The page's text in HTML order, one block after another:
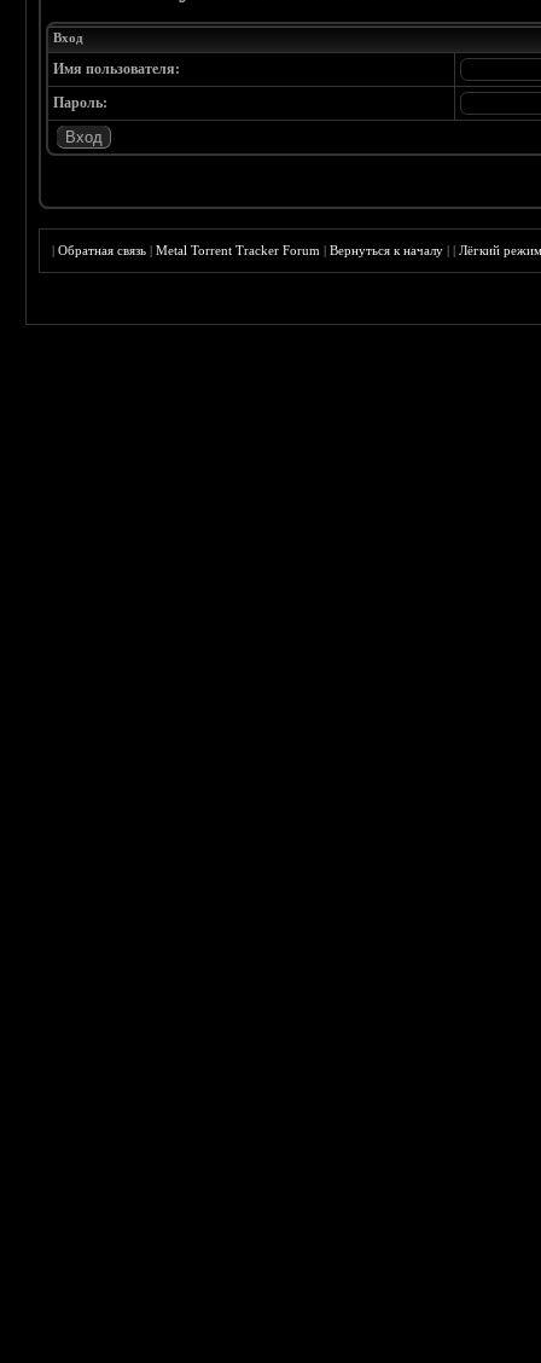
Вход
Имя пользователя:
Пароль:
|Обратная связь |Metal Torrent Tracker Forum |Вернуться к началу ||Лёгкий